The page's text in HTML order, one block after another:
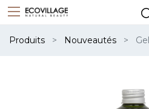
Produits Nouveautés